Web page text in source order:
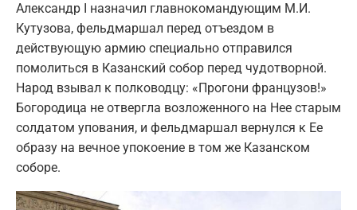
Александр I назначил главнокомандующим М.И.
Кутузова, фельдмаршал перед отъездом в
действующую армию специально отправился
помолиться в Казанский собор перед чудотворной.
Народ взывал к полководцу: «Прогони французов!»
Богородица не отвергла возложенного на Нее старым
солдатом упования, и фельдмаршал вернулся к Ее
образу на вечное упокоение в том же Казанском
соборе.